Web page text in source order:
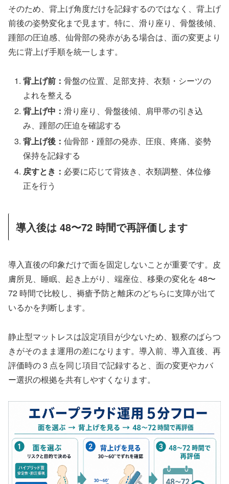
そのため、背上げ角度だけを記録するのではなく、背上げ
前後の姿勢変化まで見ます。特に、滑り座り、骨盤後傾、
踵部の圧迫感、仙骨部の発赤がある場合は、面の変更より
先に背上げ手順を統一します。
背上げ前：骨盤の位置、足部支持、衣類・シーツの
よれを整える
背上げ中：滑り座り、骨盤後傾、肩甲帯の引き込
み、踵部の圧迫を確認する
背上げ後：仙骨部・踵部の発赤、圧痕、疼痛、姿勢
保持を記録する
戻すとき： 必要に応じて背抜き、衣類調整、体位修
正を行う
導入後は 48〜72 時間で再評価します
導入直後の印象だけで面を固定しないことが重要です。皮
膚所見、睡眠、起き上がり、端座位、移乗の変化を 48〜
72 時間で比較し、褥瘡予防と離床のどちらに支障が出て
いるかを判断します。
静止型マットレスは設定項目が少ないため、観察のばらつ
きがそのまま運用の差になります。導入前、導入直後、再
評価時の 3 点を同じ項目で記録すると、面の変更やカバ
ー選択の根拠を共有しやすくなります。